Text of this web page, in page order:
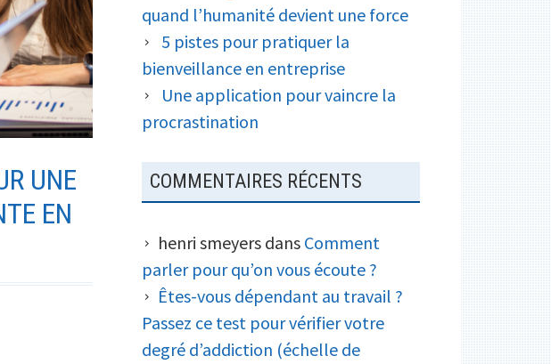
UNE
EN
quand l’humanité devient une force
5 pistes pour pratiquer la
bienveillance en entreprise
Une application pour vaincre la
procrastination
COMMENTAIRES RÉCENTS
henri smeyersdans Comment
parler pour qu’on vous écoute ?
Êtes-vous dépendant au travail ?
Passez ce test pour vérifier votre
degré d’addiction (échelle de